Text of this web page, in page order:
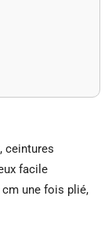
ceintures
facile
cm une fois plié,